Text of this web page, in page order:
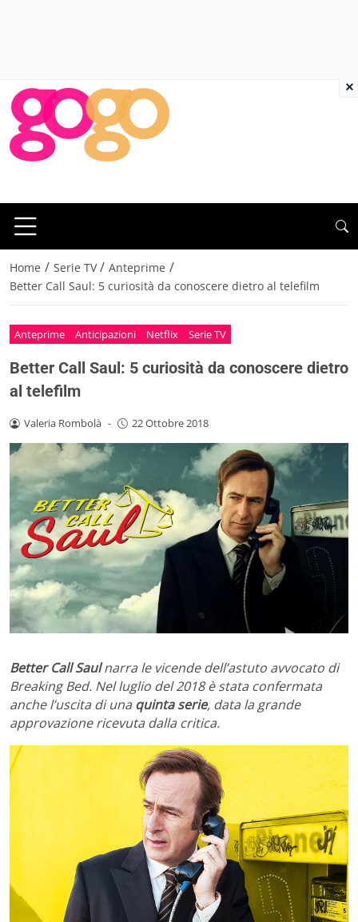
Home / Serie TV / Anteprime /
Better Call Saul: 5 curiosità da conoscere dietro al telefilm
Anteprime Anticipazioni Netflix Serie TV
Better Call Saul: 5 curiosità da conoscere dietro
al telefilm
Valeria Rombolà - 22 Ottobre 2018
Better Call Saulnarra le vicende dell’astuto avvocato di
Breaking Bed. Nel luglio del 2018 è stata confermata
anche l’uscita di una quinta serie, data la grande
approvazione ricevuta dalla critica.
×